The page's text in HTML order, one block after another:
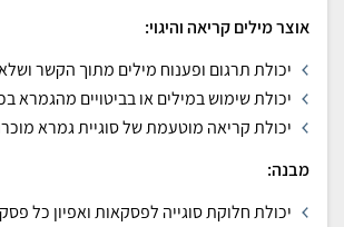
אוצר מילים קריאה והיגוי:
יכולת תרגום ופענוח מילים מתוך הקשר
יכולת שימוש במילים או בביטויים מהגמרא
יכולת קריאה מוטעמת של סוגיית גמרא
מבנה:
יכולת חלוקת סוגייה לפסקאות ואפיון כל